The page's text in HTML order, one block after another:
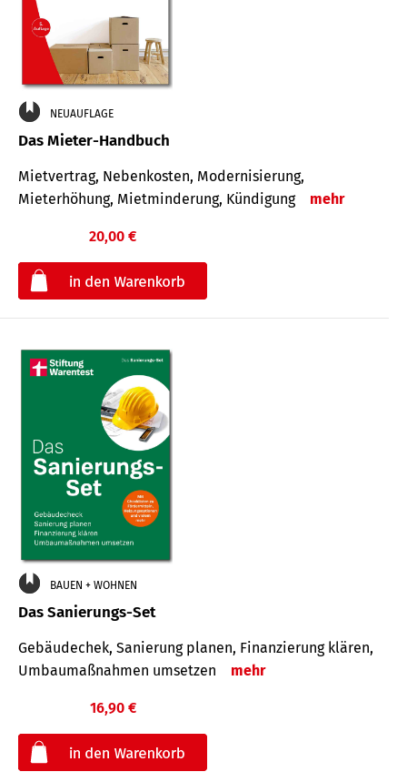
NEUAUFLAGE
Das Mieter-Handbuch
Mietvertrag, Nebenkosten, Modernisierung,
Mieterhöhung, Mietminderung, Kündigung
mehr
20,00 €
BAUEN + WOHNEN
Das Sanierungs-Set
Gebäudechek, Sanierung planen, Finanzierung klären,
Umbaumaßnahmen umsetzen
mehr
16,90 €